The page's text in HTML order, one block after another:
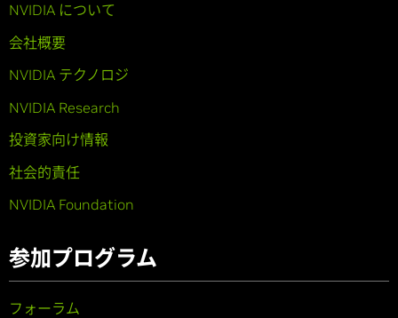
NVIDIA について
会社概要
NVIDIA テクノロジ
NVIDIA Research
投資家向け情報
社会的責任
NVIDIA Foundation
参加プログラム
フォーラム